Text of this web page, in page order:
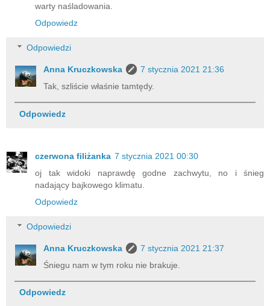
warty naśladowania.
Odpowiedz
Odpowiedzi
Anna Kruczkowska
7 stycznia 2021 21:36
Tak, szliście właśnie tamtędy.
Odpowiedz
czerwona filiżanka 7 stycznia 2021 00:30
oj tak widoki naprawdę godne zachwytu, no i śnieg
nadający bajkowego klimatu.
Odpowiedz
Odpowiedzi
Anna Kruczkowska
7 stycznia 2021 21:37
Śniegu nam w tym roku nie brakuje.
Odpowiedz